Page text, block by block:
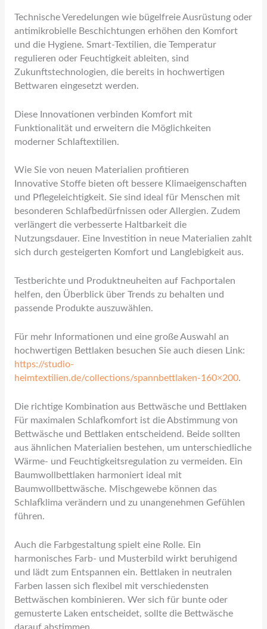
Technische Veredelungen wie bügelfreie Ausrüstung oder
antimikrobielle Beschichtungen erhöhen den Komfort
und die Hygiene. Smart-Textilien, die Temperatur
regulieren oder Feuchtigkeit ableiten, sind
Zukunftstechnologien, die bereits in hochwertigen
Bettwaren eingesetzt werden.
Diese Innovationen verbinden Komfort mit
Funktionalität und erweitern die Möglichkeiten
moderner Schlaftextilien.
Wie Sie von neuen Materialien profitieren
Innovative Stoffe bieten oft bessere Klimaeigenschaften
und Pflegeleichtigkeit. Sie sind ideal für Menschen mit
besonderen Schlafbedürfnissen oder Allergien. Zudem
verlängert die verbesserte Haltbarkeit die
Nutzungsdauer. Eine Investition in neue Materialien zahlt
sich durch gesteigerten Komfort und Langlebigkeit aus.
Testberichte und Produktneuheiten auf Fachportalen
helfen, den Überblick über Trends zu behalten und
passende Produkte auszuwählen.
Für mehr Informationen und eine große Auswahl an
hochwertigen Bettlaken besuchen Sie auch diesen Link:
https://studio-
heimtextilien.de/collections/spannbettlaken-160×200.
Die richtige Kombination aus Bettwäsche und Bettlaken
Für maximalen Schlafkomfort ist die Abstimmung von
Bettwäsche und Bettlaken entscheidend. Beide sollten
aus ähnlichen Materialien bestehen, um unterschiedliche
Wärme- und Feuchtigkeitsregulation zu vermeiden. Ein
Baumwollbettlaken harmoniert ideal mit
Baumwollbettwäsche. Mischgewebe können das
Schlafklima verändern und zu unangenehmen Gefühlen
führen.
Auch die Farbgestaltung spielt eine Rolle. Ein
harmonisches Farb- und Musterbild wirkt beruhigend
und lädt zum Entspannen ein. Bettlaken in neutralen
Farben lassen sich flexibel mit verschiedensten
Bettwäschen kombinieren. Wer sich für bunte oder
gemusterte Laken entscheidet, sollte die Bettwäsche